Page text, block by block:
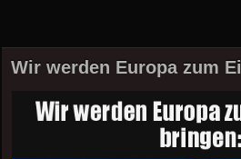
Wir werden Europa zum